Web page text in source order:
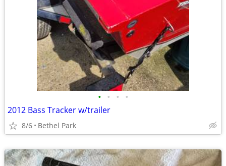
• • • •
2012 Bass Tracker w/trailer
8/6 Bethel Park